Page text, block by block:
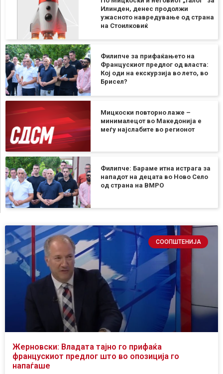
Илинден, денес продолжи
ужасното навредување од страна
на Стоилковиќ
Филипче за прифаќањето на
Францускиот предлог од власта:
Кој оди на екскурзија во лето, во
Брисел?
Мицкоски повторно лаже –
минималецот во Македонија е
меѓу најслабите во регионот
Филипче: Бараме итна истрага за
нападот на децата во Ново Село
од страна на ВМРО
СООПШТЕНИЈА
Жерновски: Владата тајно го прифаќа
францускиот предлог што во опозиција го
напаѓаше